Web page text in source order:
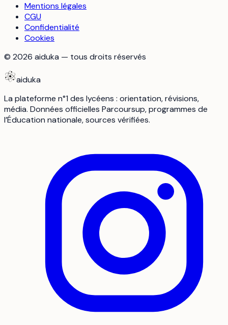
Mentions légales
CGU
Confidentialité
Cookies
© 2026 aiduka — tous droits réservés
aiduka
La plateforme n°1 des lycéens : orientation, révisions,
média. Données officielles Parcoursup, programmes de
l’Éducation nationale, sources vérifiées.